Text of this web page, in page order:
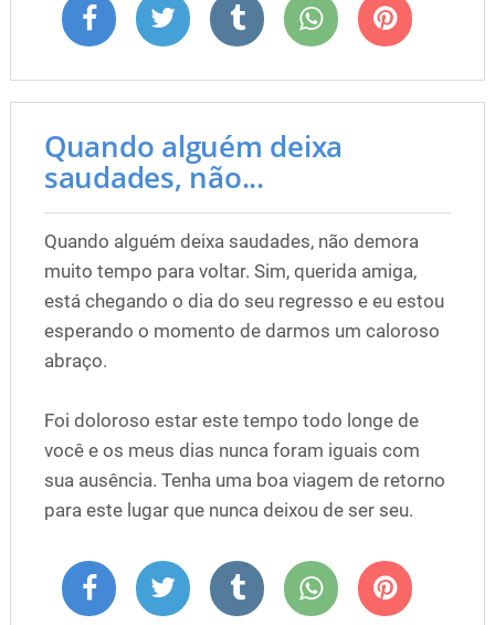
Quando alguém deixa
saudades, não...
Quando alguém deixa saudades, não demora
muito tempo para voltar. Sim, querida amiga,
está chegando o dia do seu regresso e eu estou
esperando o momento de darmos um caloroso
abraço.
Foi doloroso estar este tempo todo longe de
você e os meus dias nunca foram iguais com
sua ausência. Tenha uma boa viagem de retorno
para este lugar que nunca deixou de ser seu.